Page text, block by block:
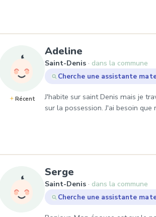
Récent
Adeline
Saint-Denis dans la commune
Cherche une assistante
J'habite sur saint Denis mais je
sur la possession. J'ai besoin
Serge
Saint-Denis dans la commune
Cherche une assistante